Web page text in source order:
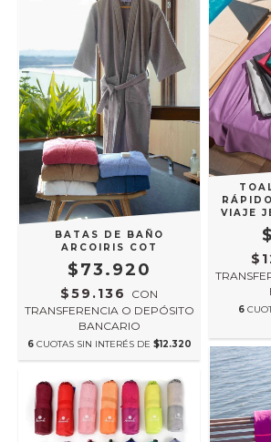
BATAS DE BAÑO
ARCOIRIS COT
$73.920
$59.136
CON
TRANSFERENCIA O DEPÓSITO
BANCARIO
6 CUOTAS SIN INTERÉS DE $12.320
VIAJE
6